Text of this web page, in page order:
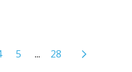
5 ... 28